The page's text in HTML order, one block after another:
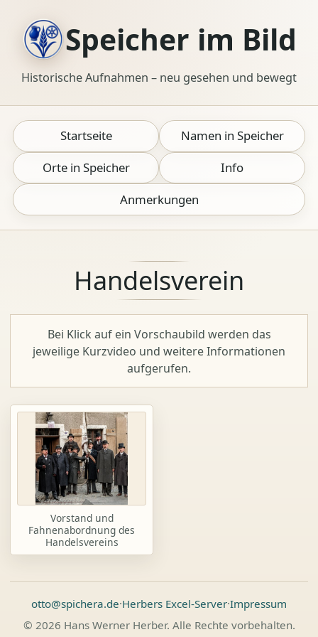
Speicher im Bild
Historische Aufnahmen – neu gesehen und bewegt
Startseite
Namen in Speicher
Orte in Speicher
Info
Anmerkungen
Handelsverein
Bei Klick auf ein Vorschaubild werden das
jeweilige Kurzvideo und weitere Informationen
aufgerufen.
Vorstand und
Fahnenabordnung des
Handelsvereins
otto@spichera.de·Herbers Excel-Server·Impressum
© 2026 Hans Werner Herber. Alle Rechte vorbehalten.